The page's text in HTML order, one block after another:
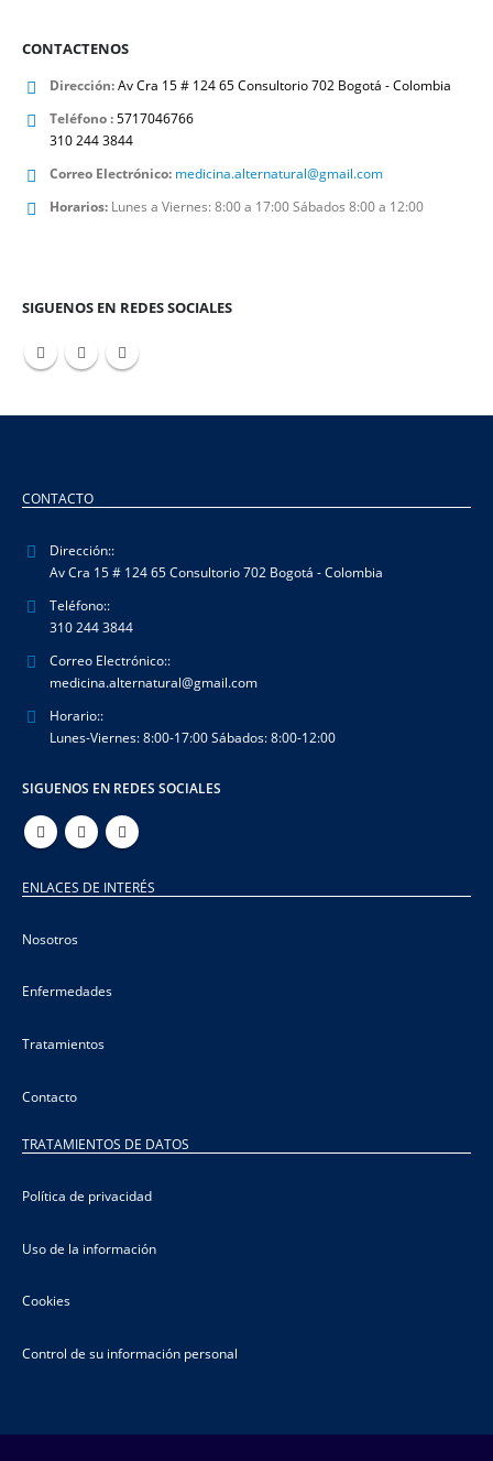
CONTACTENOS
Dirección:Av Cra 15 # 124 65 Consultorio 702 Bogotá - Colombia
Teléfono :5717046766
310 244 3844
Correo Electrónico: medicina.alternatural@gmail.com
Horarios: Lunes a Viernes: 8:00 a 17:00 Sábados 8:00 a 12:00
SIGUENOS EN REDES SOCIALES
CONTACTO
Dirección::
Av Cra 15 # 124 65 Consultorio 702 Bogotá - Colombia
Teléfono::
310 244 3844
Correo Electrónico::
medicina.alternatural@gmail.com
Horario::
Lunes-Viernes: 8:00-17:00 Sábados: 8:00-12:00
SIGUENOS EN REDES SOCIALES
ENLACES DE INTERÉS
Nosotros
Enfermedades
Tratamientos
Contacto
TRATAMIENTOS DE DATOS
Política de privacidad
Uso de la información
Cookies
Control de su información personal